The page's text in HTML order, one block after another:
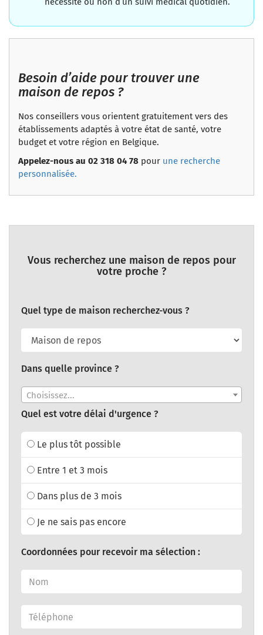
Besoin d’aide pour trouver une
maison de repos ?
Nos conseillers vous orientent gratuitement vers des
établissements adaptés à votre état de santé, votre
budget et votre région en Belgique.
Appelez-nous au 02 318 04 78 pour une recherche
personnalisée.
Vous recherchez une maison de repos pour
votre proche ?
Quel type de maison recherchez-vous ?
Dans quelle province ?
Choisissez...
Quel est votre délai d'urgence ?
Le plus tôt possible
Entre 1 et 3 mois
Dans plus de 3 mois
Je ne sais pas encore
Coordonnées pour recevoir ma sélection :